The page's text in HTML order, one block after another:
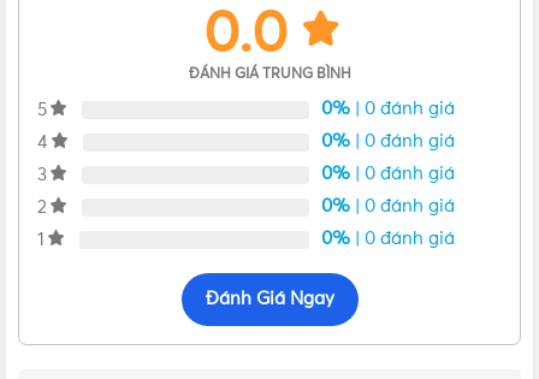
ở bất cứ vị trí nào mà không chiếm nhiều diện tích góp
phần tăng thêm độ thẩm mỹ cho không gian.
0.0
ĐÁNH GIÁ TRUNG BÌNH
5 0% | 0 đánh giá
4
0% | 0 đánh giá
3
0% | 0 đánh giá
2
0% | 0 đánh giá
1
0% | 0 đánh giá
Đánh Giá Ngay